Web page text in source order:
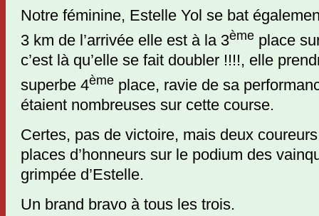
Notre féminine, Estelle Yol se bat
3 km de l’arrivée elle est à la 3ème place
c’est là qu’elle se fait doubler !!!!, elle
superbe 4ème place, ravie de sa
étaient nombreuses sur cette course.
Certes, pas de victoire, mais deux
places d’honneurs sur le podium des
grimpée d’Estelle.
Un brand bravo à tous les trois.